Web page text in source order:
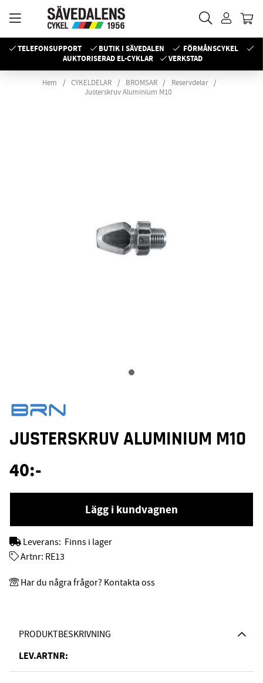
TELEFONSUPPORT BUTIK I SÄVEDALEN
FÖRMÅNSCYKEL
AUKTORISERAD EL-CYKLAR
VERKSTAD
Hem CYKELDELAR BROMSAR
Reservdelar
Justerskruv Aluminium M10
PRODUKTBESKRIVNING
LEV.ARTNR:
JUSTERSKRUV ALUMINIUM M10
40:-
Lägg i kundvagnen
Leverans: Finns i lager
Artnr: RE13
Har du några frågor? Kontakta oss